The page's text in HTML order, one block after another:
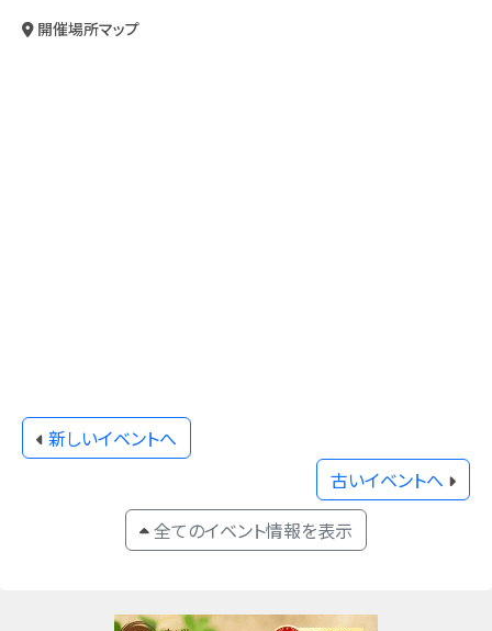
開催場所マップ
新しいイベントへ
古いイベントへ
全てのイベント情報を表示